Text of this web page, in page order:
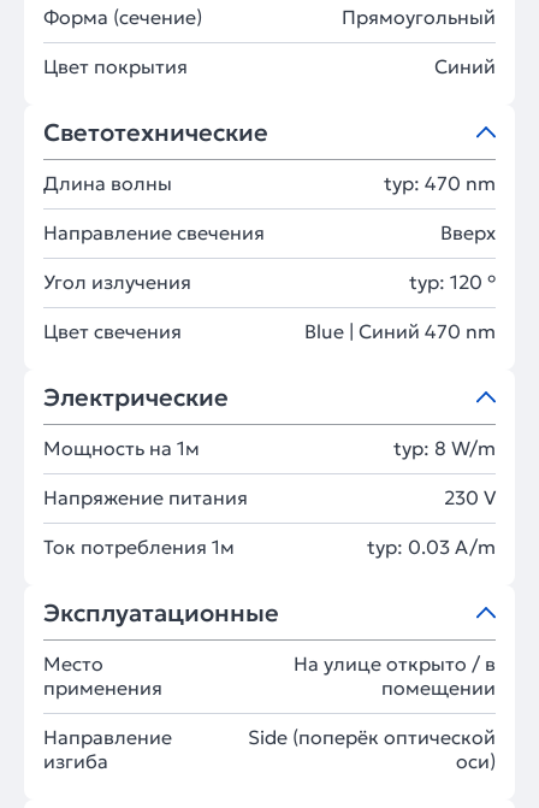
Форма (сечение) Прямоугольный
Цвет покрытия Синий
Светотехнические
Длина волны typ: 470 nm
Направление свечения Вверх
Угол излучения typ: 120 °
Цвет свечения Blue | Синий 470 nm
Электрические
Мощность на 1м typ: 8 W/m
Напряжение питания 230 V
Ток потребления 1м typ: 0.03 A/m
Эксплуатационные
Место
применения
На улице открыто / в
помещении
Направление
изгиба
Side (поперёк оптической
оси)